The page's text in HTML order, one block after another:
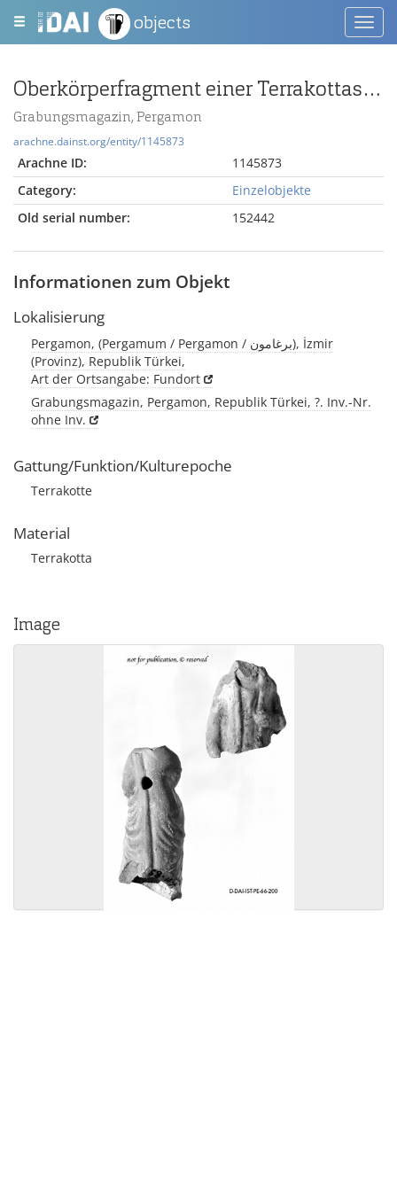
objects
Oberkörperfragment einer Terrakottastatuette
Grabungsmagazin, Pergamon
arachne.dainst.org/entity/1145873
Arachne ID:
1145873
Category:
Einzelobjekte
Old serial number:
152442
Informationen zum Objekt
Lokalisierung
Pergamon, (Pergamum / Pergamon / برغامون), İzmir
(Provinz), Republik Türkei,
Art der Ortsangabe: Fundort
Grabungsmagazin, Pergamon, Republik Türkei, ?. Inv.-Nr.
ohne Inv.
Gattung/Funktion/Kulturepoche
Terrakotte
Material
Terrakotta
Image